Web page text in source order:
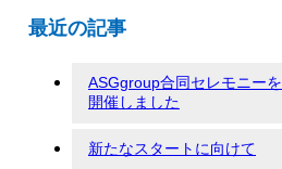
最近の記事
ASGgroup合同セレモニーを
開催しました
新たなスタートに向けて